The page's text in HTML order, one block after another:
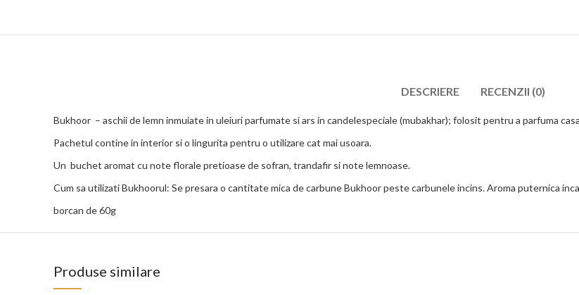
DESCRIERE RECENZII (0)
Bukhoor – aschii de lemn inmuiate in uleiuri parfumate si ars in candelespeciale (mubakhar); folosit pentru a parfuma
Pachetul contine in interior si o lingurita pentru o utilizare cat mai usoara.
Un buchet aromat cu note florale pretioase de sofran, trandafir si note lemnoase.
Cum sa utilizati Bukhoorul: Se presara o cantitate mica de carbune Bukhoor peste carbunele incins. Aroma puternica
borcan de 60g
Produse similare